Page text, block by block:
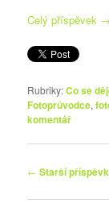
Celý příspěvek →
Rubriky:Co se
Fotoprůvodce,
komentář
Navigace
příspěvky
← Starší